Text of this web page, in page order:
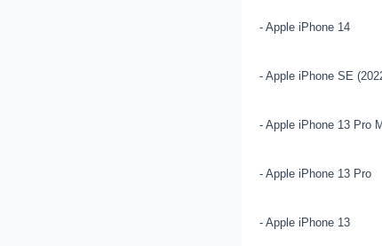
- Apple iPhone 14
- Apple iPhone SE
- Apple iPhone 13 Pro
- Apple iPhone 13 Pro
- Apple iPhone 13